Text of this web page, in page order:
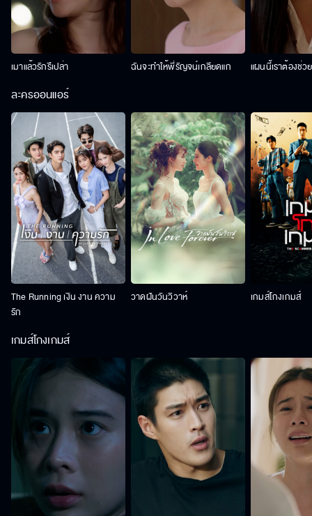
เมาแล้วรักรึเปล่า ฉันจะทำให้พี่รัญจน์เกลียดแก แผนนี้เราต้องช่ว
ละครออนแอร์
The Running เงิน งาน ความ
รัก
วาดฝันวันวิวาห์ เกมส์โกงเกมส์
เกมส์โกงเกมส์